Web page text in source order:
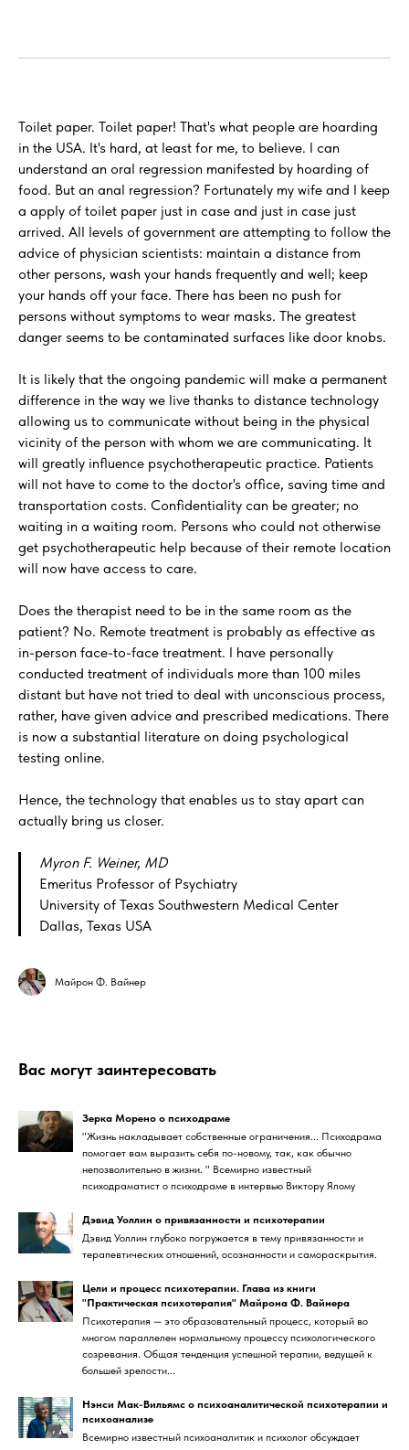
Toilet paper. Toilet paper! That's what people are hoarding
in the USA. It's hard, at least for me, to believe. I can
understand an oral regression manifested by hoarding of
food. But an anal regression? Fortunately my wife and I keep
a apply of toilet paper just in case and just in case just
arrived. All levels of government are attempting to follow the
advice of physician scientists: maintain a distance from
other persons, wash your hands frequently and well; keep
your hands off your face. There has been no push for
persons without symptoms to wear masks. The greatest
danger seems to be contaminated surfaces like door knobs.
It is likely that the ongoing pandemic will make a permanent
difference in the way we live thanks to distance technology
allowing us to communicate without being in the physical
vicinity of the person with whom we are communicating. It
will greatly influence psychotherapeutic practice. Patients
will not have to come to the doctor's office, saving time and
transportation costs. Confidentiality can be greater; no
waiting in a waiting room. Persons who could not otherwise
get psychotherapeutic help because of their remote location
will now have access to care.
Does the therapist need to be in the same room as the
patient? No. Remote treatment is probably as effective as
in-person face-to-face treatment. I have personally
conducted treatment of individuals more than 100 miles
distant but have not tried to deal with unconscious process,
rather, have given advice and prescribed medications. There
is now a substantial literature on doing psychological
testing online.
Hence, the technology that enables us to stay apart can
actually bring us closer.
Myron F. Weiner, MD
Emeritus Professor of Psychiatry
University of Texas Southwestern Medical Center
Dallas, Texas USA
Майрон Ф. Вайнер
Вас могут заинтересовать
Зерка Морено о психодраме
"Жизнь накладывает собственные ограничения... Психодрама
помогает вам выразить себя по-новому, так, как обычно
непозволительно в жизни. " Всемирно известный
психодраматист о психодраме в интервью Виктору Ялому
Дэвид Уоллин о привязанности и психотерапии
Дэвид Уоллин глубоко погружается в тему привязанности и
терапевтических отношений, осознанности и самораскрытия.
Цели и процесс психотерапии. Глава из книги
"Практическая психотерапия" Майрона Ф. Вайнера
Психотерапия — это образовательный процесс, который во
многом параллелен нормальному процессу психологического
созревания. Общая тенденция успешной терапии, ведущей к
большей зрелости...
Нэнси Мак-Вильямс о психоаналитической психотерапии и
психоанализе
Всемирно известный психоаналитик и психолог обсуждает